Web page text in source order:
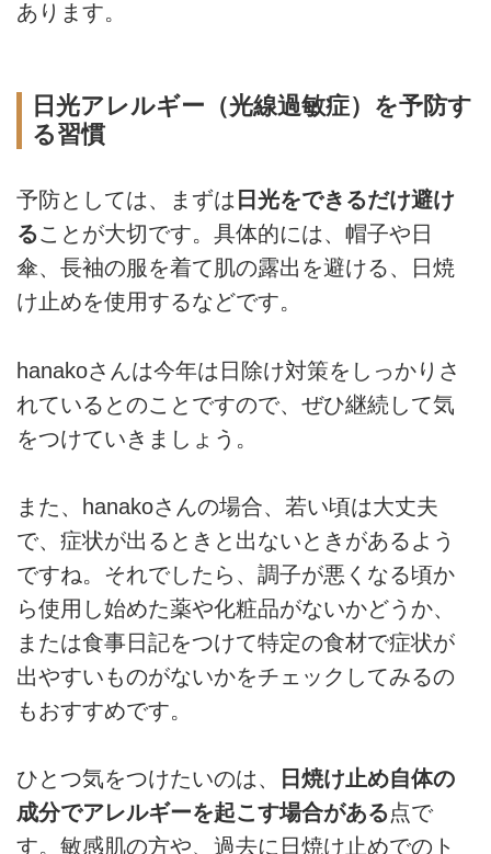
あります。
日光アレルギー（光線過敏症）を予防す
る習慣
予防としては、まずは 日光をできるだけ避け
ることが大切です。具体的には、帽子や日
傘、長袖の服を着て肌の露出を避ける、日焼
け止めを使用するなどです。
hanakoさんは今年は日除け対策をしっかりさ
れているとのことですので、ぜひ継続して気
をつけていきましょう。
また、hanakoさんの場合、若い頃は大丈夫
で、症状が出るときと出ないときがあるよう
ですね。それでしたら、調子が悪くなる頃か
ら使用し始めた薬や化粧品がないかどうか、
または食事日記をつけて特定の食材で症状が
出やすいものがないかをチェックしてみるの
もおすすめです。
ひとつ気をつけたいのは、
日焼け止め自体の
成分でアレルギーを起こす場合がある 点で
す。敏感肌の方や、過去に日焼け止めでのト